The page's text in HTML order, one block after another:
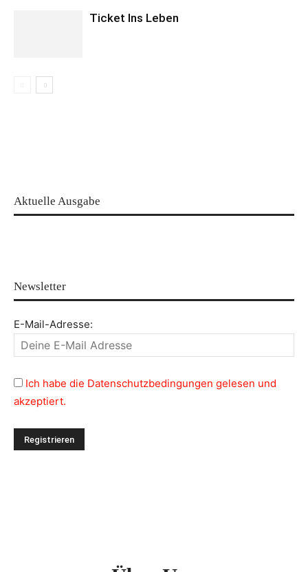
Ticket Ins Leben
Aktuelle Ausgabe
Newsletter
E-Mail-Adresse:
Ich habe die Datenschutzbedingungen gelesen und
akzeptiert.